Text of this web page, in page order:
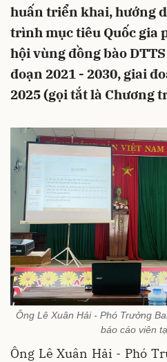
huấn triển khai, hướng
trình mục tiêu Quốc gia
hội vùng đồng bào
đoạn 2021 - 2030, giai
2025 (gọi tắt là Chương
Ông Lê Xuân Hải - Phó Trưởng
báo cáo viên
Ông Lê Xuân Hải - Phó